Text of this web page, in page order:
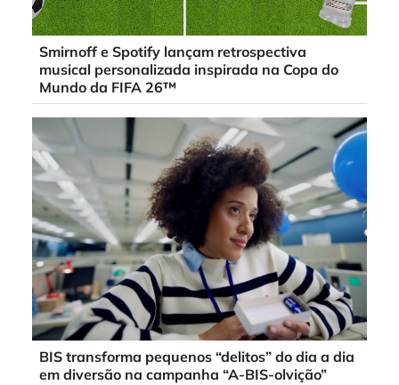
Smirnoff e Spotify lançam retrospectiva
musical personalizada inspirada na Copa do
Mundo da FIFA 26™
BIS transforma pequenos “delitos” do dia a dia
em diversão na campanha “A-BIS-olvição”